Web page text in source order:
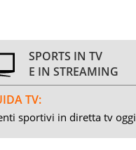
SPORTS IN TV
E IN STREAMING
TV:
sportivi in diretta tv oggi